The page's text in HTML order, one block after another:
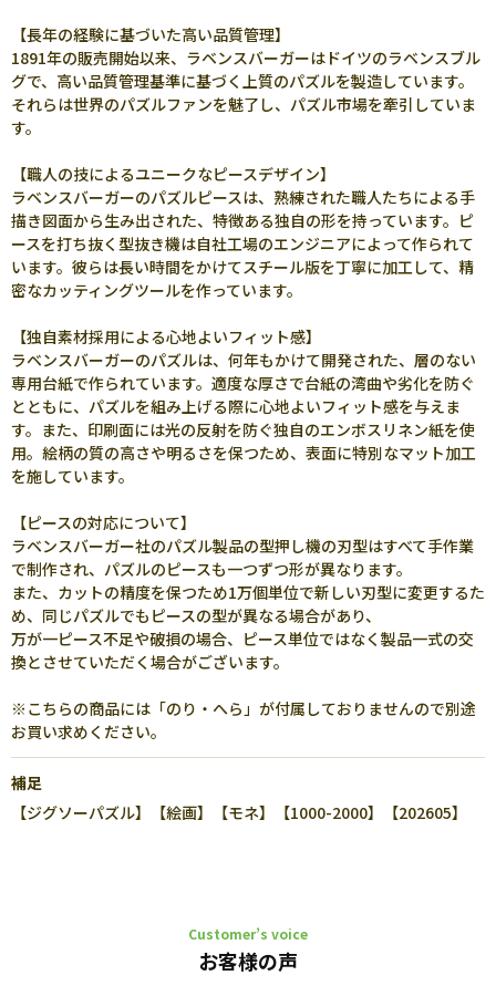
【長年の経験に基づいた高い品質管理】
1891年の販売開始以来、ラベンスバーガーはドイツのラベンスブル
グで、高い品質管理基準に基づく上質のパズルを製造しています。
それらは世界のパズルファンを魅了し、パズル市場を牽引していま
す。
【職人の技によるユニークなピースデザイン】
ラベンスバーガーのパズルピースは、熟練された職人たちによる手
描き図面から生み出された、特徴ある独自の形を持っています。ピ
ースを打ち抜く型抜き機は自社工場のエンジニアによって作られて
います。彼らは長い時間をかけてスチール版を丁寧に加工して、精
密なカッティングツールを作っています。
【独自素材採用による心地よいフィット感】
ラベンスバーガーのパズルは、何年もかけて開発された、層のない
専用台紙で作られています。適度な厚さで台紙の湾曲や劣化を防ぐ
とともに、パズルを組み上げる際に心地よいフィット感を与えま
す。また、印刷面には光の反射を防ぐ独自のエンボスリネン紙を使
用。絵柄の質の高さや明るさを保つため、表面に特別なマット加工
を施しています。
【ピースの対応について】
ラベンスバーガー社のパズル製品の型押し機の刃型はすべて手作業
で制作され、パズルのピースも一つずつ形が異なります。
また、カットの精度を保つため1万個単位で新しい刃型に変更するた
め、同じパズルでもピースの型が異なる場合があり、
万が一ピース不足や破損の場合、ピース単位ではなく製品一式の交
換とさせていただく場合がございます。
※こちらの商品には「のり・へら」が付属しておりませんので別途
お買い求めください。
補足
【ジグソーパズル】【絵画】【モネ】【1000-2000】【202605】
Customer’s voice
お客様の声